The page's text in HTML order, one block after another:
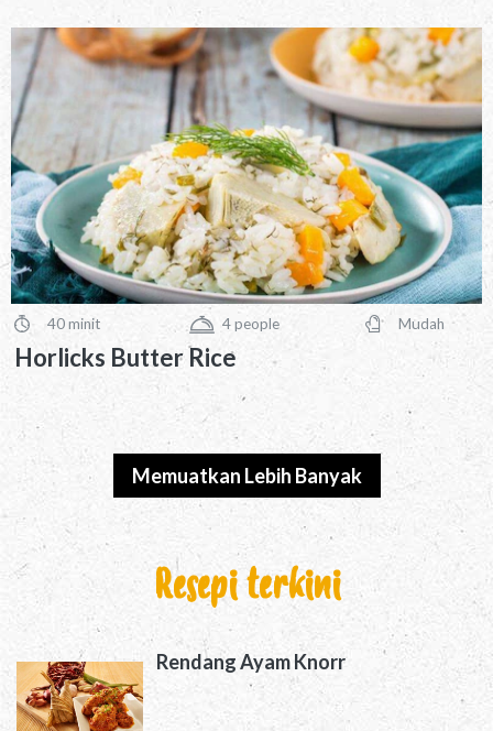
Horlicks Butter Rice
PreparationTime
40 minit Servings
4 people Difficulty
Mudah
Memuatkan Lebih Banyak
Resepi terkini
Rendang Ayam Knorr